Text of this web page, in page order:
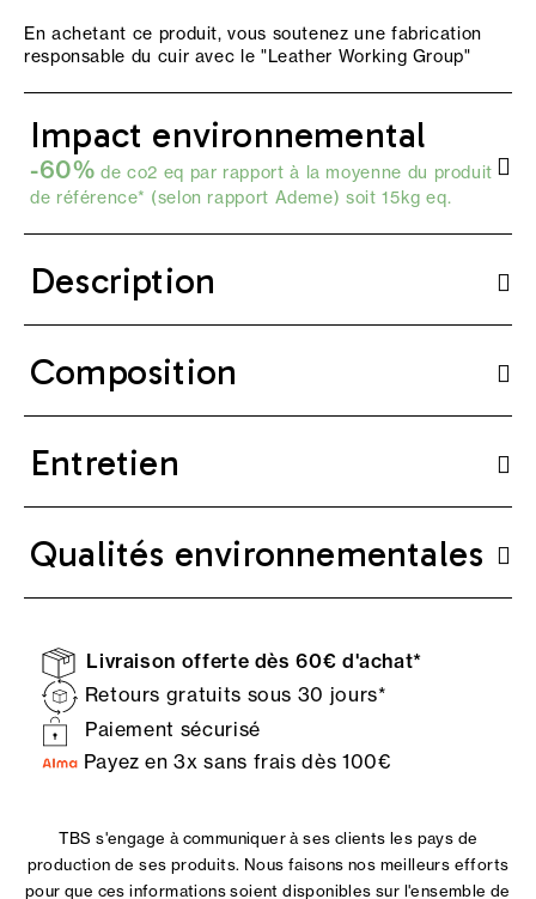
En achetant ce produit, vous soutenez une fabrication
responsable du cuir avec le "Leather Working Group"
Impact environnemental
-60% de co2 eq par rapport à la moyenne du produit
de référence* (selon rapport Ademe) soit 15kg eq.
Description
Composition
Entretien
Qualités environnementales
Livraison offerte dès 60€ d'achat*
Retours gratuits sous 30 jours*
Paiement sécurisé
Payez en 3x sans frais dès 100€
TBS s'engage à communiquer à ses clients les pays de
production de ses produits. Nous faisons nos meilleurs efforts
pour que ces informations soient disponibles sur l'ensemble de